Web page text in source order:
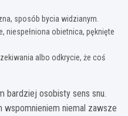
sposób bycia widzianym.
niespełniona obietnica, pęknięte
albo odkrycie, że coś
bardziej osobisty sens snu.
niemal zawsze